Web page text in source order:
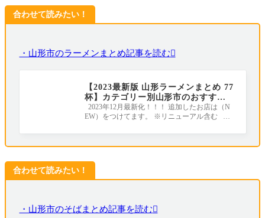
合わせて読みたい！
・山形市のラーメンまとめ記事を読む
【2023最新版 山形ラーメンまとめ 77
杯】カテゴリー別山形市のおすすめ
ラーメン店｜地元ライターがすべて
行きました！
2023年12月最新化！！！ 追加したお店は（N
EW）をつけてます。 ※リニューアル含む ラ
合わせて読みたい！
・山形市のそばまとめ記事を読む